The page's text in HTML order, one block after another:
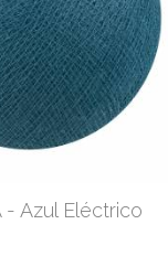
- Azul Eléctrico